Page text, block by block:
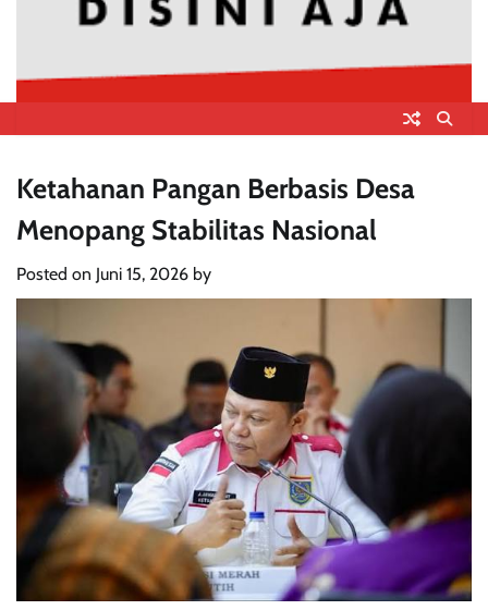
Ketahanan Pangan Berbasis Desa
Menopang Stabilitas Nasional
Posted on Juni 15, 2026 by